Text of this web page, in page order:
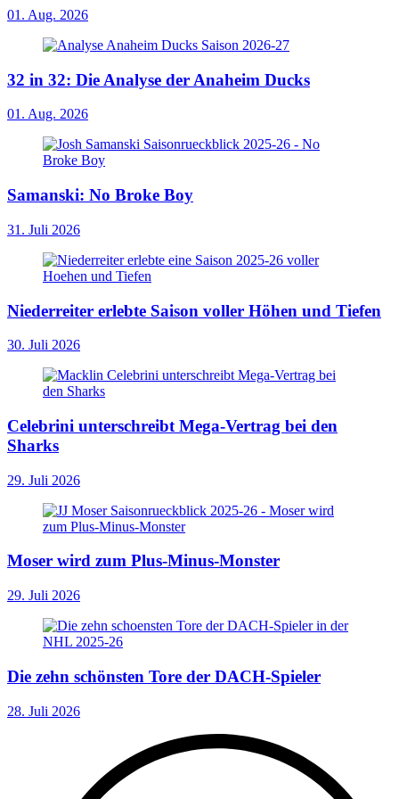
01. Aug. 2026
32 in 32: Die Analyse der Anaheim Ducks
01. Aug. 2026
Samanski: No Broke Boy
31. Juli 2026
Niederreiter erlebte Saison voller Höhen und Tiefen
30. Juli 2026
Celebrini unterschreibt Mega-Vertrag bei den
Sharks
29. Juli 2026
Moser wird zum Plus-Minus-Monster
29. Juli 2026
Die zehn schönsten Tore der DACH-Spieler
28. Juli 2026